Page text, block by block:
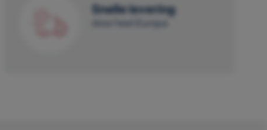
Snelle levering
door heel Europa